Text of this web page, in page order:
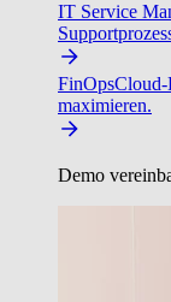
IT Service
FinOpsCloud-
maximieren.
Demo